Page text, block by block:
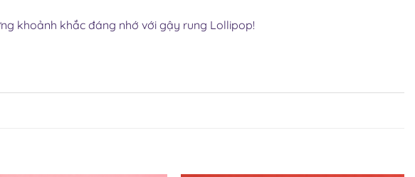
khoảnh khắc đáng nhớ với gậy rung Lollipop!